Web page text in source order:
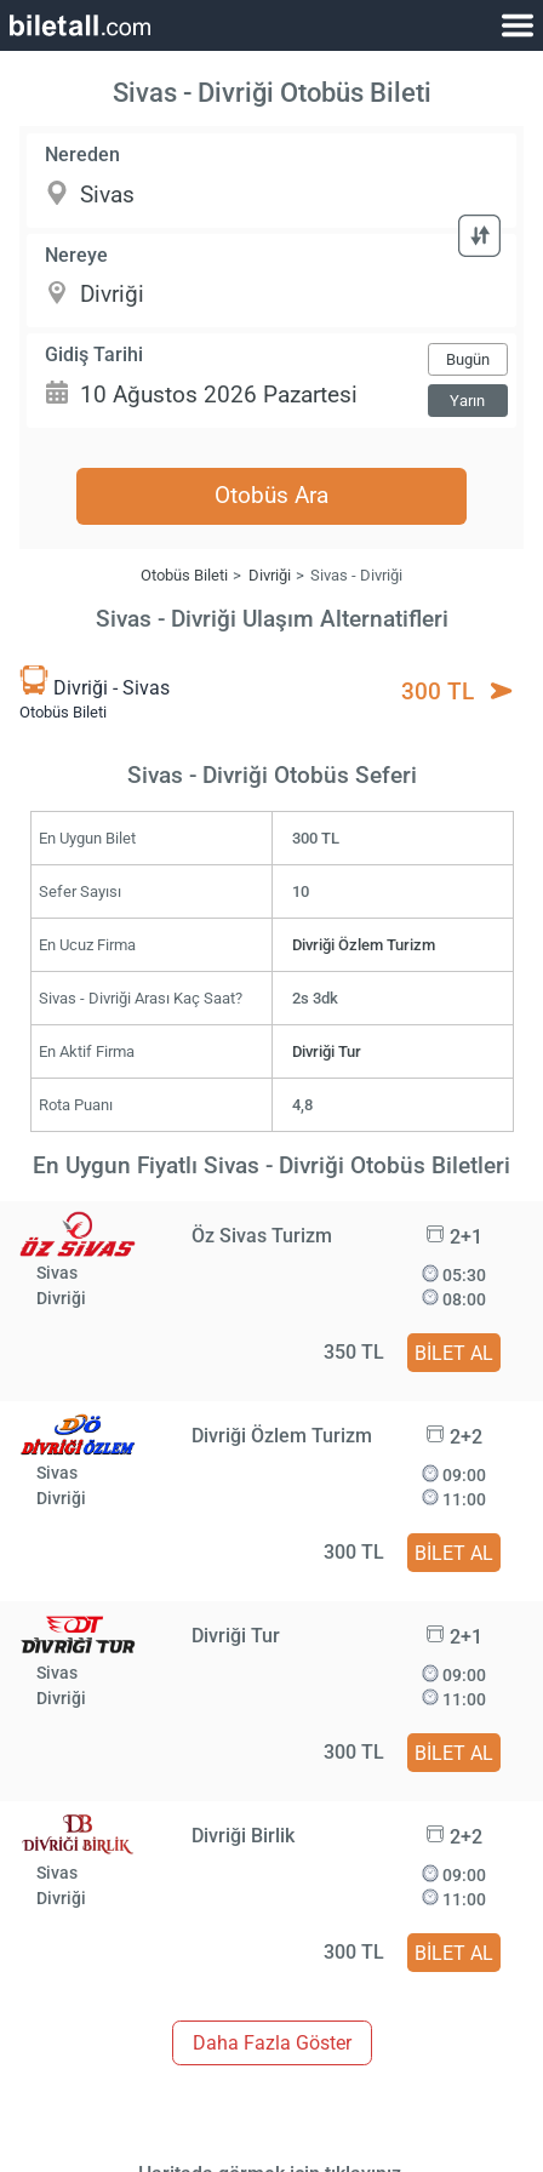
Sivas - Divriği Otobüs Bileti
Nereden
Nereye
Gidiş Tarihi Bugün
Yarın
Otobüs Ara
Otobüs Bileti Divriği Sivas - Divriği
Sivas - Divriği Ulaşım Alternatifleri
Divriği - Sivas
Otobüs Bileti
300 TL
Sivas - Divriği Otobüs Seferi
En Uygun Bilet 300 TL
Sefer Sayısı 10
En Ucuz Firma Divriği Özlem Turizm
Sivas - Divriği Arası Kaç Saat? 2s 3dk
En Aktif Firma Divriği Tur
Rota Puanı 4,8
En Uygun Fiyatlı Sivas - Divriği Otobüs Biletleri
Öz Sivas Turizm 2+1
Sivas
Divriği
05:30
08:00
350 TL BİLET AL
Divriği Özlem Turizm 2+2
Sivas
Divriği
09:00
11:00
300 TL BİLET AL
Divriği Tur 2+1
Sivas
Divriği
09:00
11:00
300 TL BİLET AL
Divriği Birlik 2+2
Sivas
Divriği
09:00
11:00
300 TL BİLET AL
Daha Fazla Göster